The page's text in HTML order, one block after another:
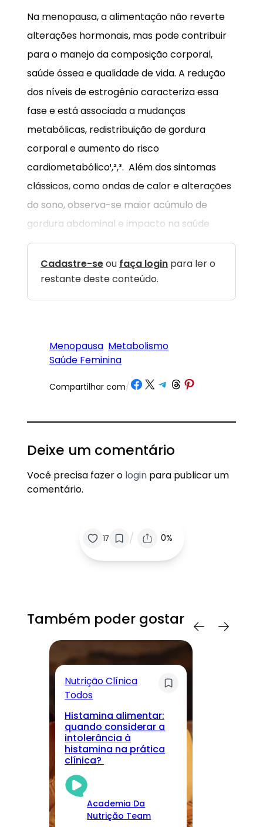
Na menopausa, a alimentação não reverte
alterações hormonais, mas pode contribuir
para o manejo da composição corporal,
saúde óssea e qualidade de vida. A redução
dos níveis de estrogênio caracteriza essa
fase e está associada a mudanças
metabólicas, redistribuição de gordura
corporal e aumento do risco
cardiometabólico¹,²,³. Além dos sintomas
clássicos, como ondas de calor e alterações
do sono, observa-se maior acúmulo de
gordura abdominal e impacto na saúde
Cadastre-seou faça login para ler o
restante deste conteúdo.
Menopausa Metabolismo
Saúde Feminina
Compartilhar com/ Share on Facebook
Share on X Share on Telegram
Share on Threads
Share on Pinterest
Deixe um comentário
Você precisa fazer o login para publicar um
comentário.
17 / 0%
Também poder gostar
Nutrição Clínica
Todos
Histamina alimentar:
quando considerar a
intolerância à
histamina na prática
clínica?
Academia Da
Nutrição Team